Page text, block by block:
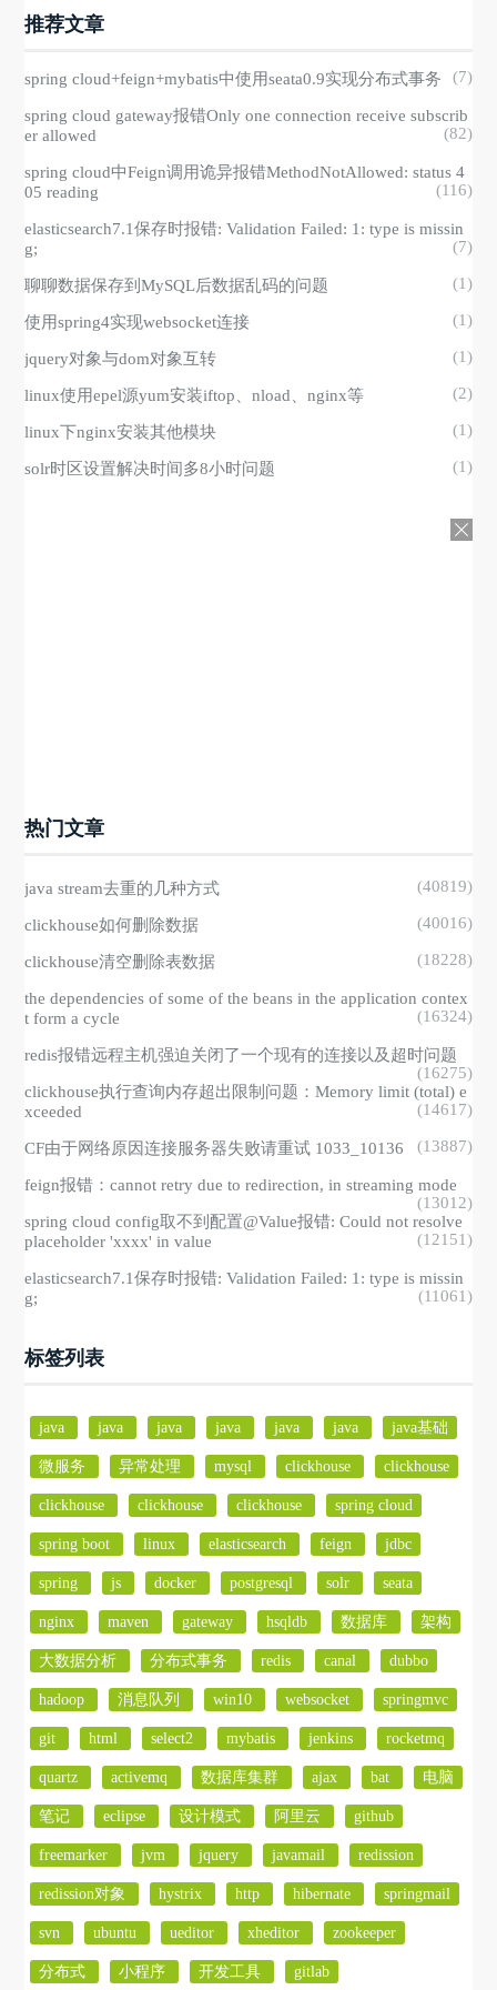
推荐文章
spring cloud+feign+mybatis中使用seata0.9实现分布式事务 (7)
spring cloud gateway报错Only one connection receive subscrib
er allowed
(82)
spring cloud中Feign调用诡异报错MethodNotAllowed: status 4
05 reading
(116)
elasticsearch7.1保存时报错: Validation Failed: 1: type is missin
g;
(7)
聊聊数据保存到MySQL后数据乱码的问题 (1)
使用spring4实现websocket连接 (1)
jquery对象与dom对象互转 (1)
linux使用epel源yum安装iftop、nload、nginx等 (2)
linux下nginx安装其他模块 (1)
solr时区设置解决时间多8小时问题 (1)
热门文章
java stream去重的几种方式 (40819)
clickhouse如何删除数据 (40016)
clickhouse清空删除表数据 (18228)
the dependencies of some of the beans in the application contex
t form a cycle
(16324)
redis报错远程主机强迫关闭了一个现有的连接以及超时问题
(16275)
clickhouse执行查询内存超出限制问题：Memory limit (total) e
xceeded
(14617)
CF由于网络原因连接服务器失败请重试 1033_10136 (13887)
feign报错：cannot retry due to redirection, in streaming mode
(13012)
spring cloud config取不到配置@Value报错: Could not resolve
placeholder 'xxxx' in value
(12151)
elasticsearch7.1保存时报错: Validation Failed: 1: type is missin
g;
(11061)
标签列表
java java java java java java java基础
微服务 异常处理 mysql clickhouse clickhouse
clickhouse clickhouse clickhouse spring cloud
spring boot linux elasticsearch feign jdbc
spring js docker postgresql solr seata
nginx maven gateway hsqldb 数据库 架构
大数据分析 分布式事务 redis canal dubbo
hadoop 消息队列 win10 websocket springmvc
git html select2 mybatis jenkins rocketmq
quartz activemq 数据库集群 ajax bat 电脑
笔记 eclipse 设计模式 阿里云 github
freemarker jvm jquery javamail redission
redission对象 hystrix http hibernate springmail
svn ubuntu ueditor xheditor zookeeper
分布式 小程序 开发工具 gitlab